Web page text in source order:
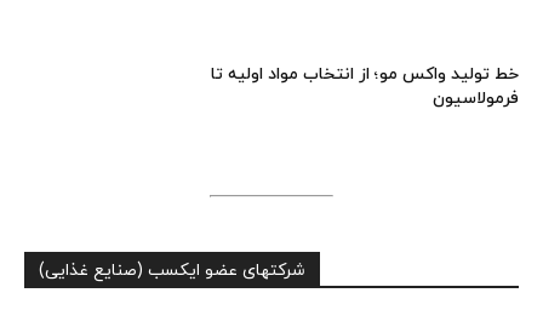
خط تولید واکس مو؛ از انتخاب مواد اولیه تا
فرمولاسیون
شرکتهای عضو ایکسب (صنایع غذایی)